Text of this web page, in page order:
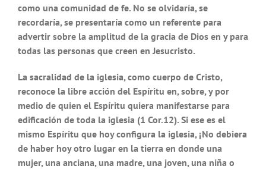
como una comunidad de fe. No se olvidaría, se
recordaría, se presentaría como un referente para
advertir sobre la amplitud de la gracia de Dios en y para
todas las personas que creen en Jesucristo.
La sacralidad de la iglesia, como cuerpo de Cristo,
reconoce la libre acción del Espíritu en, sobre, y por
medio de quien el Espíritu quiera manifestarse para
edificación de toda la iglesia (1 Cor.12). Si ese es el
mismo Espíritu que hoy configura la iglesia, ¡No debiera
de haber hoy otro lugar en la tierra en donde una
mujer, una anciana, una madre, una joven, una niña o